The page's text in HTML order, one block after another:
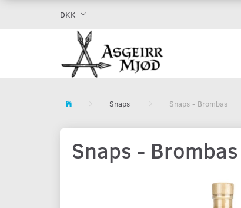
DKK
Snaps Snaps - Brombas
Snaps - Brombas